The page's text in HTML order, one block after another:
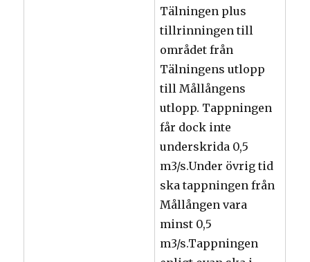
Tälningen plus
tillrinningen till
området från
Tälningens utlopp
till Mållångens
utlopp. Tappningen
får dock inte
underskrida 0,5
m3/s.Under övrig tid
ska tappningen från
Mållången vara
minst 0,5
m3/s.Tappningen